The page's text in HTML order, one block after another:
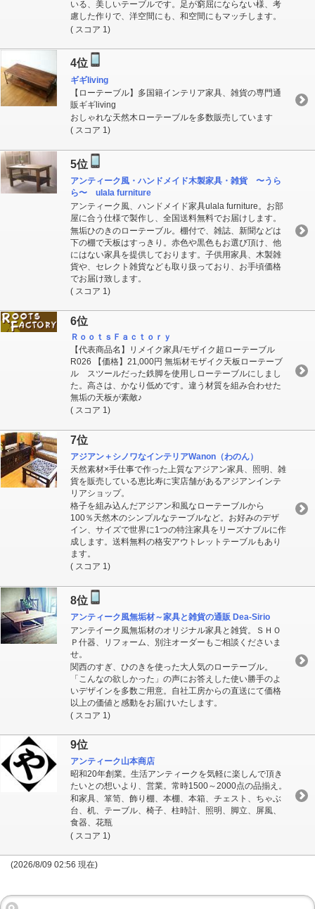
いる、美しいテーブルです。足が窮屈にならない様、考
慮した作りで、洋空間にも、和空間にもマッチします。
( スコア 1)
4位
ギギliving
【ローテーブル】多国籍インテリア家具、雑貨の専門通
販ギギliving
おしゃれな天然木ローテーブルを多数販売しています
( スコア 1)
5位
アンティーク風・ハンドメイド木製家具・雑貨 〜うら
ら〜 ulala furniture
アンティーク風、ハンドメイド家具ulala furniture。お部
屋に合う仕様で製作し、全国送料無料でお届けします。
無垢ひのきのローテーブル。棚付で、雑誌、新聞などは
下の棚で天板はすっきり。赤色や黒色もお選び頂け、他
にはない家具を提供しております。子供用家具、木製雑
貨や、セレクト雑貨なども取り扱っており、お手頃価格
でお届け致します。
( スコア 1)
6位
ＲｏｏｔｓＦａｃｔｏｒｙ
【代表商品名】リメイク家具/モザイク超ローテーブル
R026 【価格】21,000円 無垢材モザイク天板ローテーブ
ル スツールだった鉄脚を使用しローテーブルにしまし
た。高さは、かなり低めです。違う材質を組み合わせた
無垢の天板が素敵♪
( スコア 1)
7位
アジアン＋シノワなインテリアWanon（わのん）
天然素材×手仕事で作った上質なアジアン家具、照明、雑
貨を販売している恵比寿に実店舗があるアジアンインテ
リアショップ。
格子を組み込んだアジアン和風なローテーブルから
100％天然木のシンプルなテーブルなど。お好みのデザ
イン、サイズで世界に1つの特注家具をリーズナブルに作
成します。送料無料の格安アウトレットテーブルもあり
ます。
( スコア 1)
8位
アンティーク風無垢材～家具と雑貨の通販 Dea-Sirio
アンテイーク風無垢材のオリジナル家具と雑貨。ＳＨＯ
Ｐ什器、リフォーム、別注オーダーもご相談くださいま
せ。
関西のすぎ、ひのきを使った大人気のローテーブル。
「こんなの欲しかった」の声にお答えした使い勝手のよ
いデザインを多数ご用意。自社工房からの直送にて価格
以上の価値と感動をお届けいたします。
( スコア 1)
9位
アンティーク山本商店
昭和20年創業。生活アンティークを気軽に楽しんで頂き
たいとの想いより、営業。常時1500～2000点の品揃え。
和家具、箪笥、飾り棚、本棚、本箱、チェスト、ちゃぶ
台、机、テーブル、椅子、柱時計、照明、脚立、屏風、
食器、花瓶
( スコア 1)
(2026/8/09 02:56 現在)